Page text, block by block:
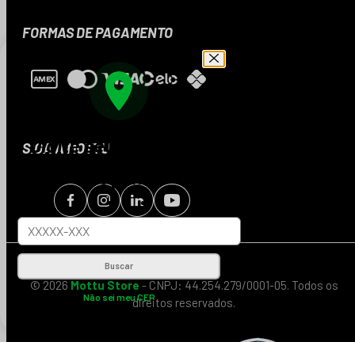
FORMAS DE PAGAMENTO
SIGA A MOTTU
© 2026 Mottu Store - CNPJ: 44.254.279/0001-05. Todos os
direitos reservados.
Digite seu CEP e veja
os produtos da sua
Buscar
Não sei meu CEP